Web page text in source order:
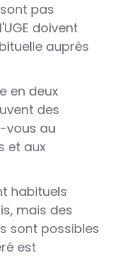
pas
doivent
auprès
en deux
des
vous au
et aux
habituels
mais des
sont possibles
est